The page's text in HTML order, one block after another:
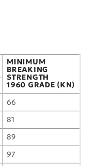
MINIMUM
BREAKING
STRENGTH
1960 GRADE (KN)
66
81
89
97